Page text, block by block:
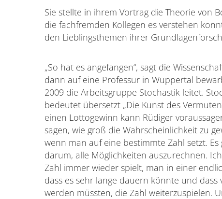
Sie stellte in ihrem Vortrag die Theorie von
die fachfremden Kollegen es verstehen
den Lieblingsthemen ihrer
„So hat es angefangen“, sagt die
dann auf eine Professur in Wuppertal
2009 die Arbeitsgruppe Stochastik leitet.
bedeutet übersetzt „Die Kunst des
einen Lottogewinn kann Rüdiger
sagen, wie groß die Wahrscheinlichkeit zu
wenn man auf eine bestimmte Zahl setzt.
darum, alle Möglichkeiten auszurechnen.
Zahl immer wieder spielt, man in einer
dass es sehr lange dauern könnte und
werden müssten, die Zahl weiterzuspielen.